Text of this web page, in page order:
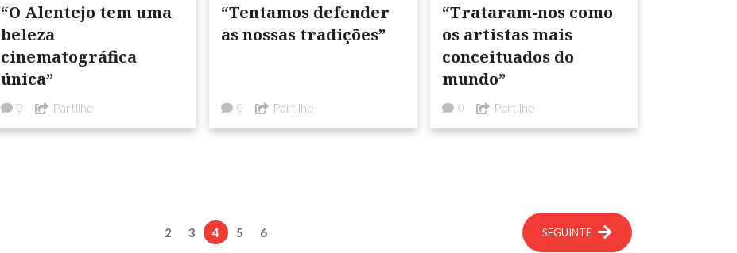
“O Alentejo tem uma
beleza
cinematográfica
única”
0 Partilhe
“Tentamos defender
as nossas tradições”
0 Partilhe
“Trataram-nos como
os artistas mais
conceituados do
mundo”
0 Partilhe
2 3 4 5 6 SEGUINTE